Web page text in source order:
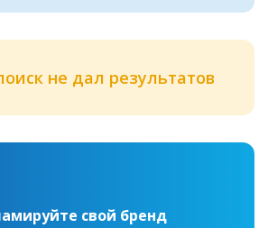
не дал результатов
свой бренд